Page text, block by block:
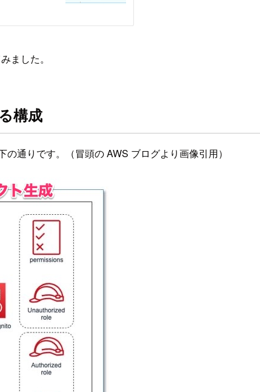
ました。
構成
通りです。（冒頭の AWS ブログより画像引用）